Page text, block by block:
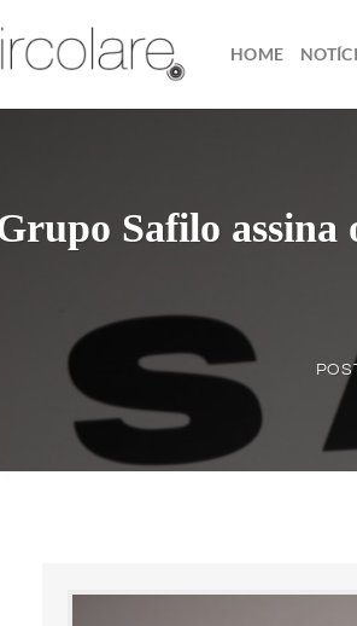
HOME
Safilo assina